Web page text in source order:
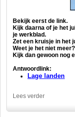
Bekijk eerst de link.
Kijk daarna of je het
je werkblad.
Zet een kruisje in het
Weet je het niet meer?
Kijk dan gewoon nog
Antwoordlink:
Lage landen
Lees verder